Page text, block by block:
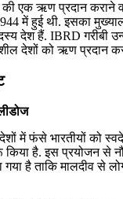
एक ऋण प्रदान कराने
में हुई थी. इसका
देश हैं. IBRD गरीबी
देशों को ऋण प्रदान
में फंसे भारतीयों को
है. इस प्रयोजन से
है ताकि मालदीव से